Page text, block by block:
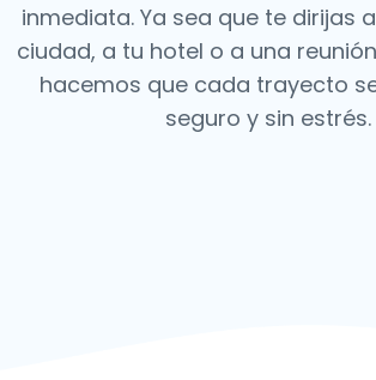
inmediata. Ya sea que te dirijas
ciudad, a tu hotel o a una
hacemos que cada trayecto
seguro y sin estrés.